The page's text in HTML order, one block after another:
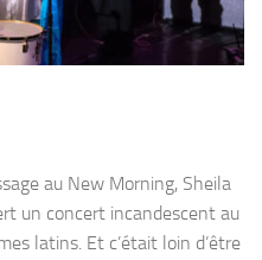
au New Morning, Sheila
un concert incandescent au
latins. Et c’était loin d’être